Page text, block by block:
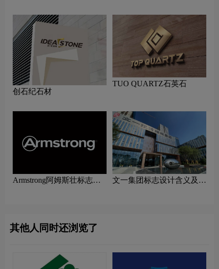
创石纪石材
TUO QUARTZ石英石
Armstrong阿姆斯壮标志设
文一集团标志设计含义及家
其他人同时还浏览了